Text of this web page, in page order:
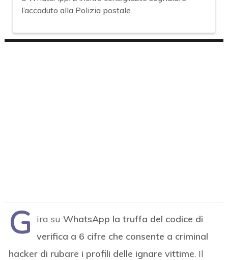
l’accaduto alla Polizia postale
G ira su WhatsApp la truffa del codice di
verifica a 6 cifre che consente a criminal
hacker di rubare i profili delle ignare vittime. Il